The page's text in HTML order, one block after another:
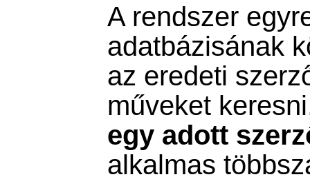
A rendszer
adatbázisának
az eredeti
műveket
egy adott
alkalmas